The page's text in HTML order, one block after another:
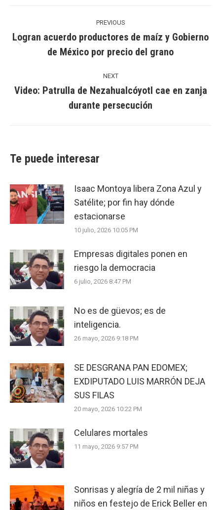
PREVIOUS
post:
Logran acuerdo productores de maíz y Gobierno
de México por precio del grano
NEXT
post:
Video: Patrulla de Nezahualcóyotl cae en zanja
durante persecución
Te puede interesar
Isaac Montoya libera Zona Azul y
Satélite; por fin hay dónde
estacionarse
10 julio, 2026 10:05 PM
Empresas digitales ponen en
riesgo la democracia
6 julio, 2026 8:47 PM
No es de güevos; es de
inteligencia.
26 mayo, 2026 9:18 PM
SE DESGRANA PAN EDOMEX;
EXDIPUTADO LUIS MARRÓN DEJA
SUS FILAS
20 mayo, 2026 10:22 PM
Celulares mortales
11 mayo, 2026 9:57 PM
Sonrisas y alegría de 2 mil niñas y
niños en festejo de Erick Beller en